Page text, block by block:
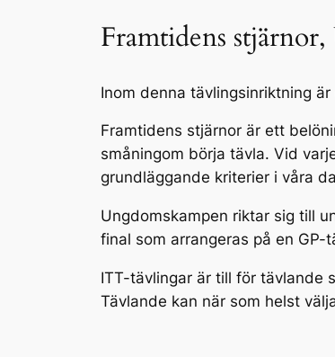
Framtidens
Inom denna tävlingsinriktning
Framtidens stjärnor är ett
småningom börja tävla. Vid
grundläggande kriterier i våra
Ungdomskampen riktar sig till
final som arrangeras på en GP-
ITT-tävlingar är till för tävlande
Tävlande kan när som helst